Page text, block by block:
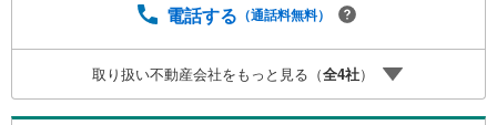
電話する （通話料無料）
取り扱い不動産会社をもっと見る（全4社）